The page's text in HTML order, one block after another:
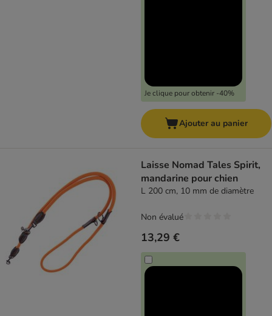
Je clique pour obtenir -40%
Ajouter au panier
Laisse Nomad Tales Spirit,
mandarine pour chien
L 200 cm, 10 mm de diamètre
13,29 €
Non évalué